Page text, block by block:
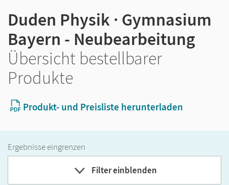
Duden Physik · Gymnasium
Bayern - Neubearbeitung
Übersicht bestellbarer
Produkte
Produkt- und Preisliste herunterladen
Ergebnisse eingrenzen
Filter einblenden